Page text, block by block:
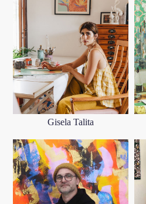
Gisela Talita